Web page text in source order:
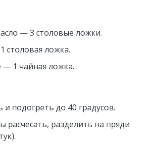
— 3 столовые ложки.
столовая ложка.
1 чайная ложка.
и подогреть до 40 градусов.
расчесать, разделить на пряди